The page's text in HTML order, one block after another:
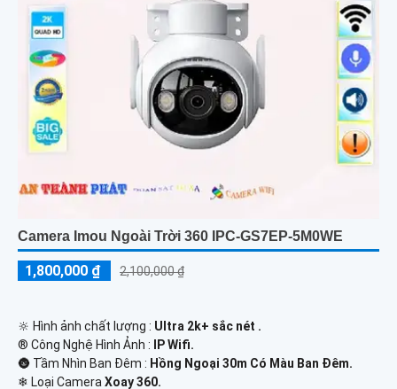
Camera Imou Ngoài Trời 360 IPC-GS7EP-5M0WE
1,800,000 ₫ 2,100,000 ₫
🔆 Hình ảnh chất lượng : Ultra 2k+ sắc nét .
®️ Công Nghệ Hình Ảnh :
IP Wifi.
🌚 Tầm Nhìn Ban Đêm : Hồng Ngoại 30m Có Màu Ban Đêm.
❄ Loại Camera Xoay 360.